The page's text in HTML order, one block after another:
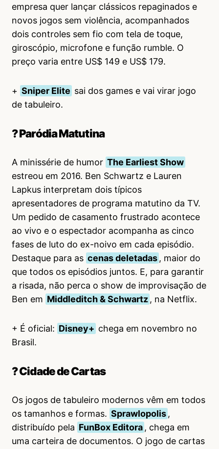
empresa quer lançar clássicos repaginados e
novos jogos sem violência, acompanhados
dois controles sem fio com tela de toque,
giroscópio, microfone e função rumble. O
preço varia entre US$ 149 e US$ 179.
+ Sniper Elite sai dos games e vai virar jogo
de tabuleiro.
? Paródia Matutina
A minissérie de humor The Earliest Show
estreou em 2016. Ben Schwartz e Lauren
Lapkus interpretam dois típicos
apresentadores de programa matutino da TV.
Um pedido de casamento frustrado acontece
ao vivo e o espectador acompanha as cinco
fases de luto do ex-noivo em cada episódio.
Destaque para as cenas deletadas, maior do
que todos os episódios juntos. E, para garantir
a risada, não perca o show de improvisação de
Ben em Middleditch & Schwartz, na Netflix.
+ É oficial: Disney+ chega em novembro no
Brasil.
?️ Cidade de Cartas
Os jogos de tabuleiro modernos vêm em todos
os tamanhos e formas. Sprawlopolis,
distribuído pela FunBox Editora, chega em
uma carteira de documentos. O jogo de cartas